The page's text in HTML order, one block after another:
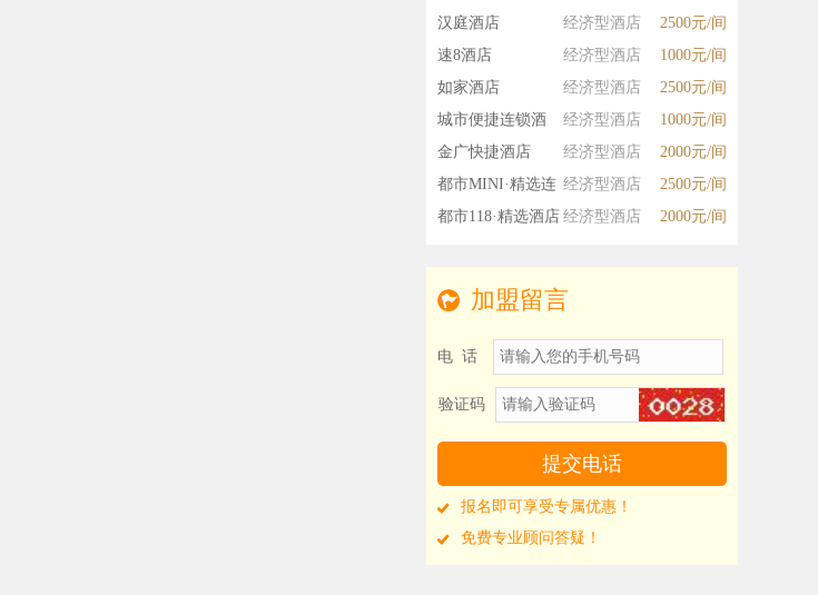
汉庭酒店
经济型酒店
2500元/间
速8酒店
经济型酒店
1000元/间
如家酒店
经济型酒店
2500元/间
城市便捷连锁酒
店
经济型酒店
1000元/间
金广快捷酒店
经济型酒店
2000元/间
都市MINI·精选连
锁酒店
经济型酒店
2500元/间
都市118·精选酒店 经济型酒店 2000元/间
加盟留言
电 话
验证码
报名即可享受专属优惠！
免费专业顾问答疑！